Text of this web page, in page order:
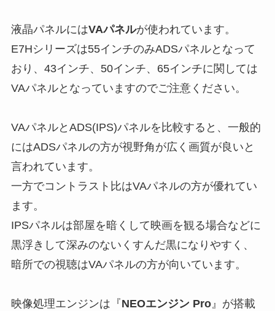
液晶パネルにはVAパネルが使われています。
E7Hシリーズは55インチのみADSパネルとなって
おり、43インチ、50インチ、65インチに関しては
VAパネルとなっていますのでご注意ください。
VAパネルとADS(IPS)パネルを比較すると、一般的
にはADSパネルの方が視野角が広く画質が良いと
言われています。
一方でコントラスト比はVAパネルの方が優れてい
ます。
IPSパネルは部屋を暗くして映画を観る場合などに
黒浮きして深みのないくすんだ黒になりやすく、
暗所での視聴はVAパネルの方が向いています。
映像処理エンジンは『NEOエンジン Pro』が搭載